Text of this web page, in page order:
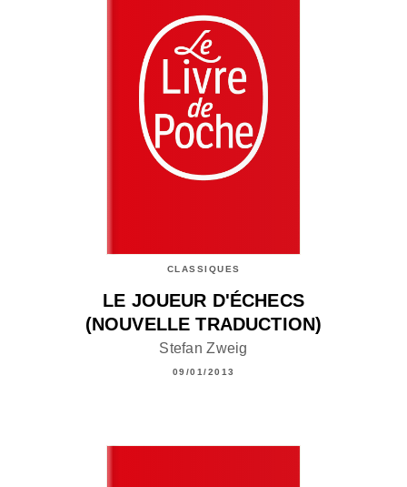
CLASSIQUES
LE JOUEUR D'ÉCHECS
(NOUVELLE TRADUCTION)
Stefan Zweig
09/01/2013